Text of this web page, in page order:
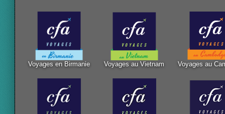
Voyages en Birmanie Voyages au Vietnam Voyages au